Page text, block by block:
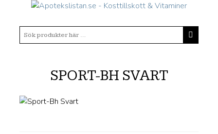
SPORT-BH SVART